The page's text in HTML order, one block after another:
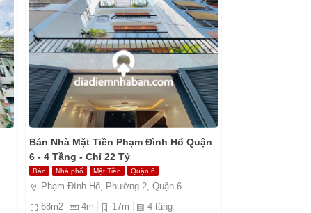
Bán Nhà Mặt Tiền Phạm Đình Hổ Quận
6 - 4 Tầng - Chỉ 22 Tỷ
Bán Nhà phố Mặt Tiền Quận 6
Phạm Đình Hổ, Phường.2, Quận 6
68m2 4m 17m 4 tầng